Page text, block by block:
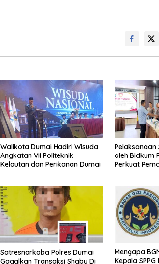
Walikota Dumai Hadiri Wisuda
Angkatan VII Politeknik
Kelautan dan Perikanan Dumai
Pelaksanaan
oleh Bidkum
Perkuat
Kepolisian
Satresnarkoba Polres Dumai
Gagalkan Transaksi Shabu Di
Mengapa
Kepala